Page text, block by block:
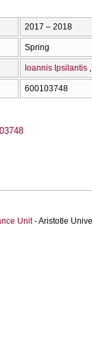
2017 – 2018
Spring
Ioannis Ipsilantis
600103748
Unit- Aristotle